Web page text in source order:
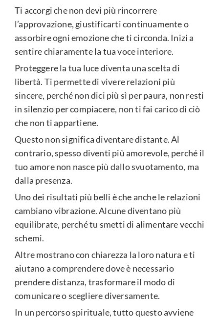
Ti accorgi che non devi più rincorrere
l’approvazione, giustificarti continuamente o
assorbire ogni emozione che ti circonda. Inizi a
sentire chiaramente la tua voce interiore.
Proteggere la tua luce diventa una scelta di
libertà. Ti permette di vivere relazioni più
sincere, perché non dici più sì per paura, non resti
in silenzio per compiacere, non ti fai carico di ciò
che non ti appartiene.
Questo non significa diventare distante. Al
contrario, spesso diventi più amorevole, perché il
tuo amore non nasce più dallo svuotamento, ma
dalla presenza.
Uno dei risultati più belli è che anche le relazioni
cambiano vibrazione. Alcune diventano più
equilibrate, perché tu smetti di alimentare vecchi
schemi.
Altre mostrano con chiarezza la loro natura e ti
aiutano a comprendere dove è necessario
prendere distanza, trasformare il modo di
comunicare o scegliere diversamente.
In un percorso spirituale, tutto questo avviene